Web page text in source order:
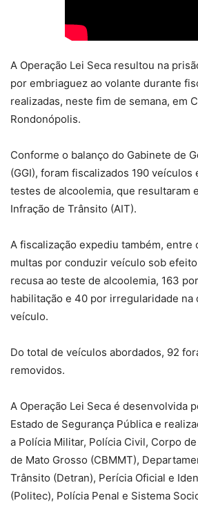
A Operação Lei Seca resultou na
por embriaguez ao volante durante
realizadas, neste fim de semana, em
Rondonópolis.
Conforme o balanço do Gabinete de
(GGI), foram fiscalizados 190 veículos
testes de alcoolemia, que resultaram
Infração de Trânsito (AIT).
A fiscalização expediu também, entre
multas por conduzir veículo sob
recusa ao teste de alcoolemia, 163
habilitação e 40 por irregularidade na
veículo.
Do total de veículos abordados, 92
removidos.
A Operação Lei Seca é desenvolvida
Estado de Segurança Pública e
a Polícia Militar, Polícia Civil, Corpo
de Mato Grosso (CBMMT),
Trânsito (Detran), Perícia Oficial e
(Politec), Polícia Penal e Sistema